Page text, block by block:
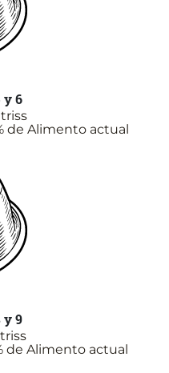
y 6
de Alimento actual
y 9
de Alimento actual